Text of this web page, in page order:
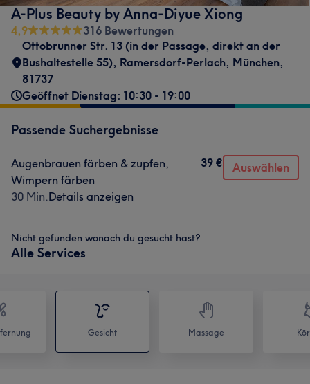
A-Plus Beauty by Anna-Diyue Xiong
4,9
316 Bewertungen
Ottobrunner Str. 13 (in der Passage, direkt an der
Bushaltestelle 55), Ramersdorf-Perlach, München,
81737
Geöffnet Dienstag: 10:30 - 19:00
Passende Suchergebnisse
Augenbrauen färben & zupfen,
Wimpern färben
30 Min.Details anzeigen
39 € Auswählen
Nicht gefunden wonach du gesucht hast?
Alle Services
Gesicht Massage